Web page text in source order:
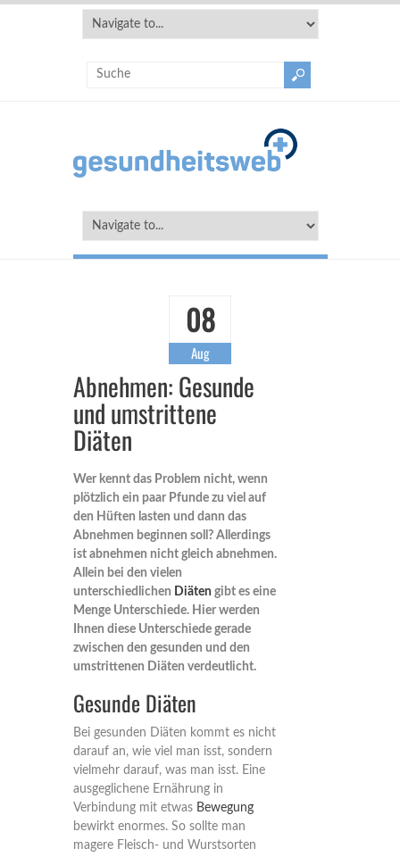
08
Aug
Abnehmen: Gesunde
und umstrittene
Diäten
Wer kennt das Problem nicht, wenn
plötzlich ein paar Pfunde zu viel auf
den Hüften lasten und dann das
Abnehmen beginnen soll? Allerdings
ist abnehmen nicht gleich abnehmen.
Allein bei den vielen
unterschiedlichen Diäten gibt es eine
Menge Unterschiede. Hier werden
Ihnen diese Unterschiede gerade
zwischen den gesunden und den
umstrittenen Diäten verdeutlicht.
Gesunde Diäten
Bei gesunden Diäten kommt es nicht
darauf an, wie viel man isst, sondern
vielmehr darauf, was man isst. Eine
ausgeglichene Ernährung in
Verbindung mit etwas Bewegung
bewirkt enormes. So sollte man
magere Fleisch- und Wurstsorten